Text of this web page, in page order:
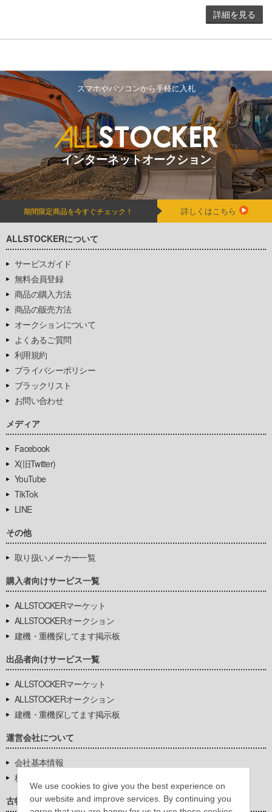
We use cookies to give you the best experience on
our website and improve services. By continuing you
詳細を見る
スマホやパソコンから手軽に入札
インターネットオークション
期間限定商品を今すぐチェック！ 詳しくはこちら
ALLSTOCKERについて
サービスガイド
無料会員登録
商品の購入方法
商品の販売方法
オークションについて
よくあるご質問
利用規約
プライバシーポリシー
ブラックリスト
お問い合わせ
メディア
Facebook
X(旧Twitter)
YouTube
TikTok
LINE
その他
取り扱いメーカー一覧
購入者向けサービス一覧
ALLSTOCKERマーケット
ALLSTOCKERオークション
建機・重機探してます掲示板
出品者向けサービス一覧
ALLSTOCKERマーケット
ALLSTOCKERオークション
建機・重機探してます掲示板
運営会社について
会社基本情報
株式会社豊環境開発
古物営業法に基づく表示